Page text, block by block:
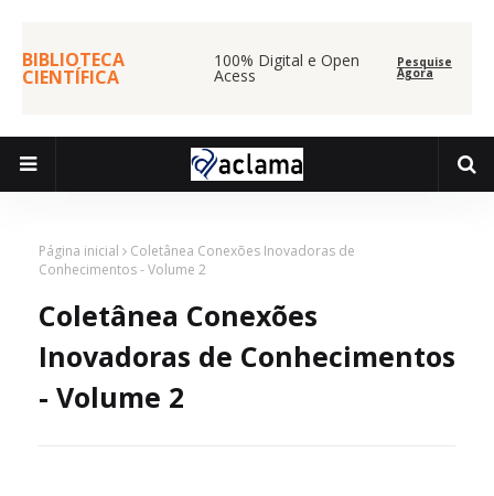
BIBLIOTECA
CIENTÍFICA
100% Digital e Open
Acess
Pesquise
Agora
Página inicial
Coletânea Conexões Inovadoras de
Conhecimentos - Volume 2
Coletânea Conexões
Inovadoras de Conhecimentos
- Volume 2